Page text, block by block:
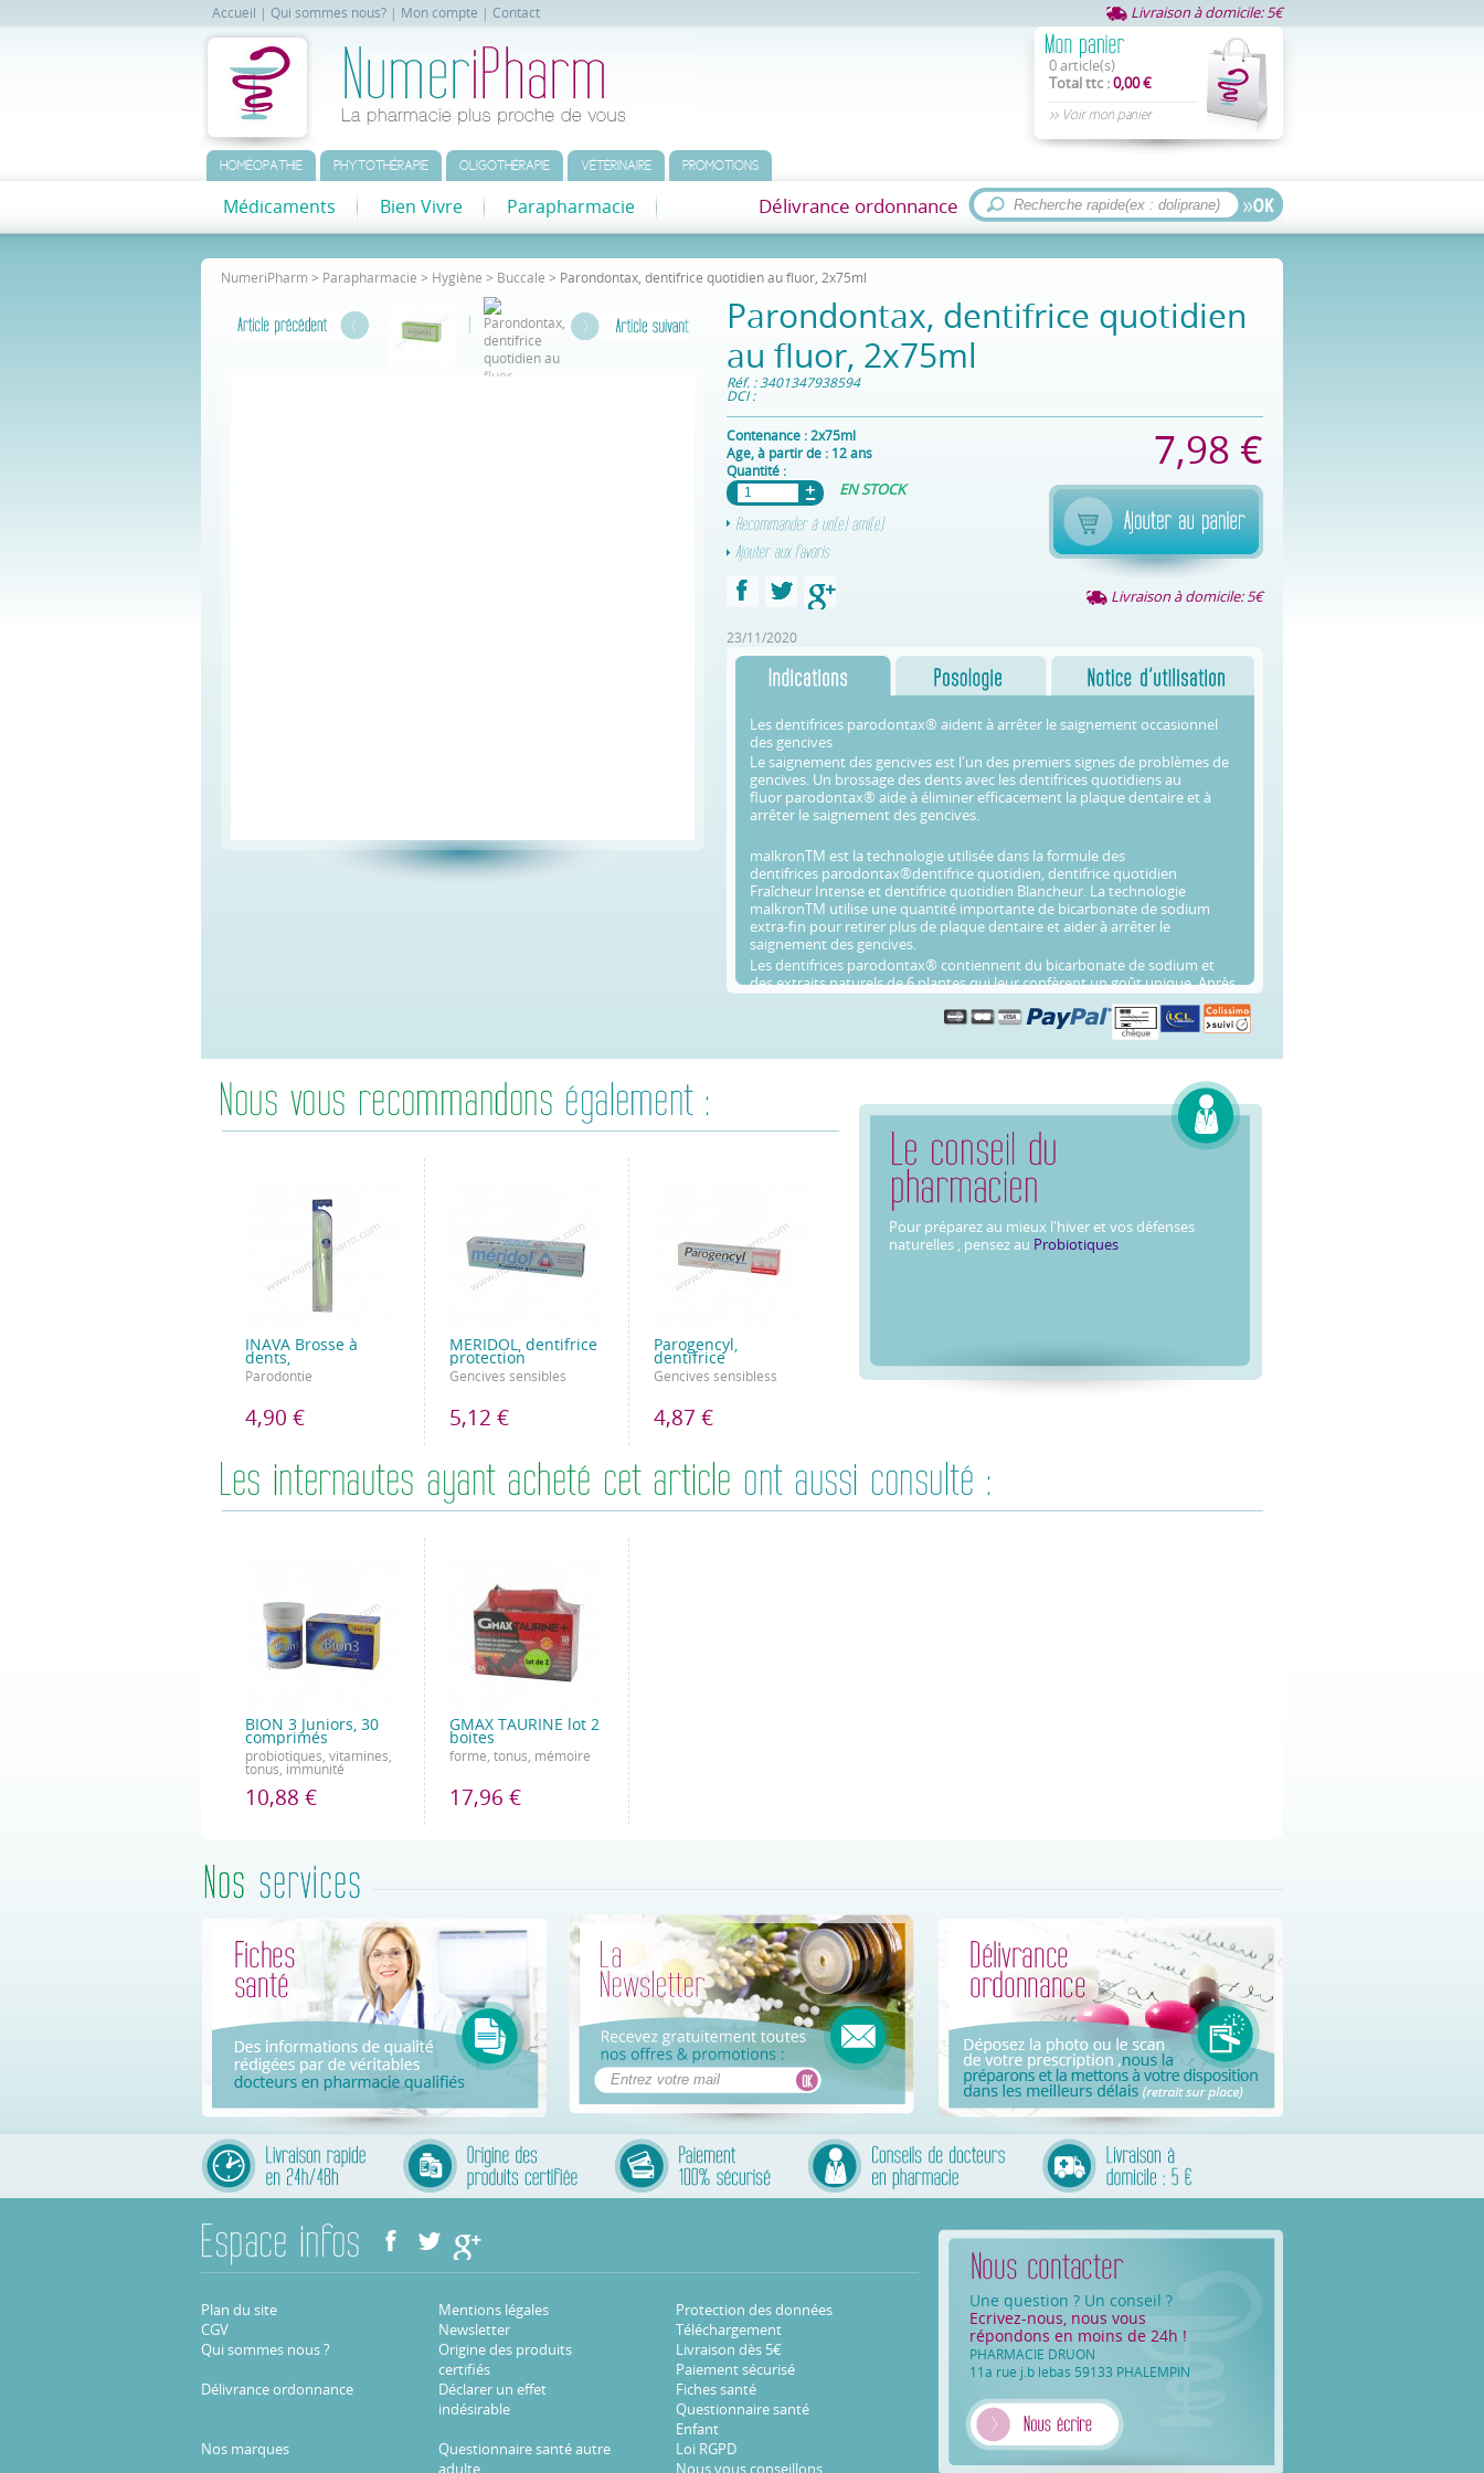
Accueil Qui sommes nous? Mon compte Contact Livraison à domicile: 5€
0 article(s)
Total ttc : 0,00 €
>> Voir mon panier
HOMÉOPATHIE PHYTOTHÉRAPIE OLIGOTHÉRAPIE VÉTÉRINAIRE PROMOTIONS
Médicaments Bien Vivre Parapharmacie Délivrance ordonnance
NumeriPharm > Parapharmacie > Hygiène > Buccale > Parondontax, dentifrice quotidien au fluor, 2x75ml
Parondontax, dentifrice quotidien
au fluor, 2x75ml
Réf. : 3401347938594
DCI :
Contenance : 2x75ml
Age, à partir de : 12 ans
Quantité :
EN STOCK
7,98 €
Livraison à domicile: 5€
23/11/2020
Les dentifrices parodontax® aident à arrêter le saignement occasionnel
des gencives
Le saignement des gencives est l'un des premiers signes de problèmes de
gencives. Un brossage des dents avec les dentifrices quotidiens au
fluor parodontax® aide à éliminer efficacement la plaque dentaire et à
arrêter le saignement des gencives.
malkronTM est la technologie utilisée dans la formule des
dentifrices parodontax®dentifrice quotidien, dentifrice quotidien
Fraîcheur Intense et dentifrice quotidien Blancheur. La technologie
malkronTM utilise une quantité importante de bicarbonate de sodium
extra-fin pour retirer plus de plaque dentaire et aider à arrêter le
saignement des gencives.
Les dentifrices parodontax® contiennent du bicarbonate de sodium et
des extraits naturels de 6 plantes qui leur confèrent un goût unique. Après
14 jours d'utilisation de parodontax®, la plupart des gens aiment leur goût
Les dentifrices parodontax® contiennent 1400 ppm de fluor. Le fluor aide
à prévenir la formation de caries.
INAVA Brosse à
dents,
Parodontie
4,90 €
MERIDOL, dentifrice
protection
Gencives sensibles
5,12 €
Parogencyl,
dentifrice
Gencives sensibless
4,87 €
Pour préparez au mieux l'hiver et vos défenses
naturelles , pensez au Probiotiques
BION 3 Juniors, 30
comprimés
probiotiques, vitamines,
tonus, immunité
10,88 €
GMAX TAURINE lot 2
boites
forme, tonus, mémoire
17,96 €
Plan du site Mentions légales
Protection des données
CGV
Newsletter
Téléchargement
Qui sommes nous ?
Origine des produits
certifiés
Livraison dès 5€
Paiement sécurisé
Délivrance ordonnance
Déclarer un effet
indésirable
Fiches santé
Questionnaire santé
Enfant
Nos marques
Questionnaire santé autre
adulte
Loi RGPD
Nous vous conseillons
Une question ? Un conseil ?
Ecrivez-nous, nous vous
répondons en moins de 24h !
PHARMACIE DRUON
11a rue j.b lebas 59133 PHALEMPIN